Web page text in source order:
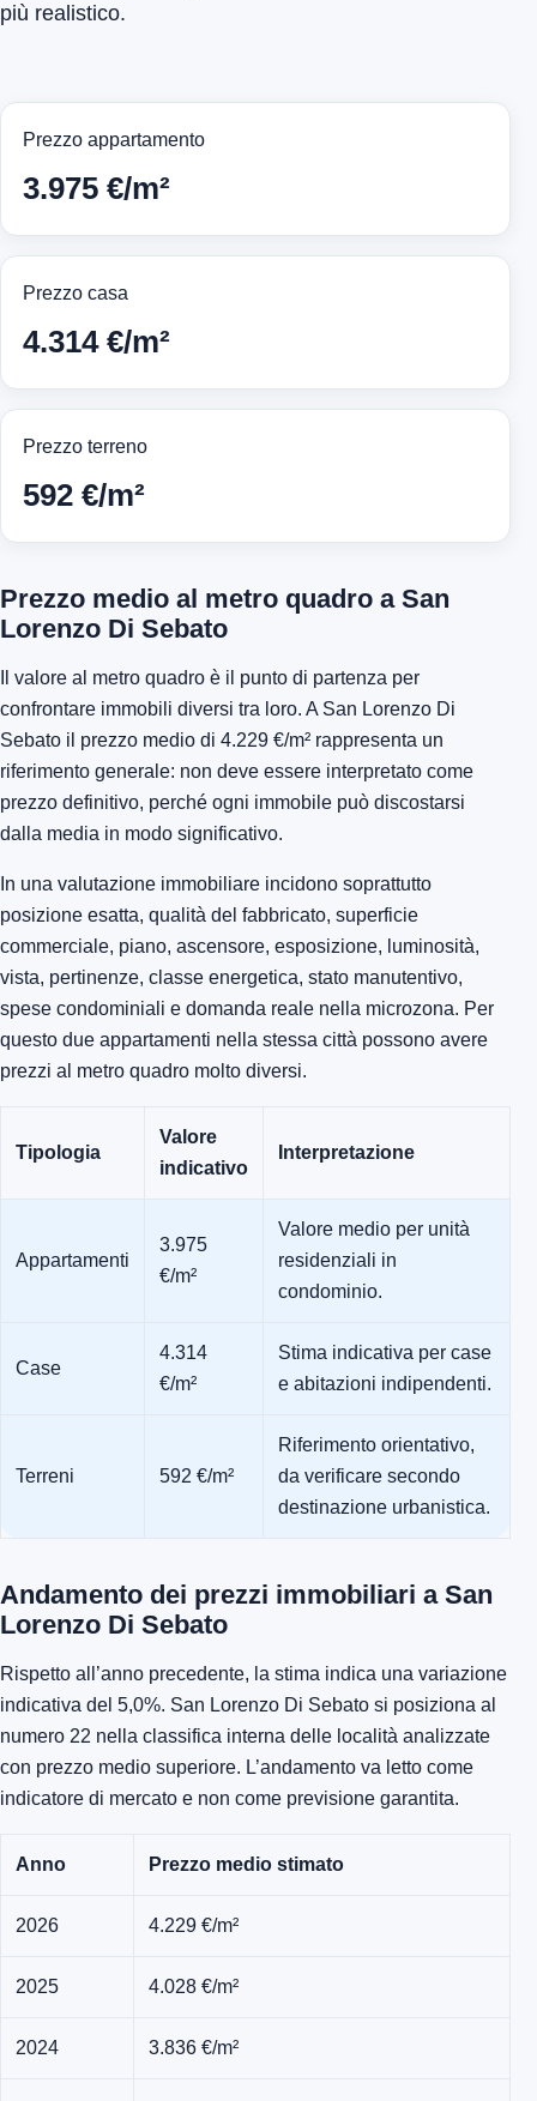
più realistico.
Prezzo appartamento
3.975 €/m²
Prezzo casa
4.314 €/m²
Prezzo terreno
592 €/m²
Prezzo medio al metro quadro a San
Lorenzo Di Sebato
Il valore al metro quadro è il punto di partenza per
confrontare immobili diversi tra loro. A San Lorenzo Di
Sebato il prezzo medio di 4.229 €/m² rappresenta un
riferimento generale: non deve essere interpretato come
prezzo definitivo, perché ogni immobile può discostarsi
dalla media in modo significativo.
In una valutazione immobiliare incidono soprattutto
posizione esatta, qualità del fabbricato, superficie
commerciale, piano, ascensore, esposizione, luminosità,
vista, pertinenze, classe energetica, stato manutentivo,
spese condominiali e domanda reale nella microzona. Per
questo due appartamenti nella stessa città possono avere
prezzi al metro quadro molto diversi.
Tipologia
Valore
indicativo
Interpretazione
Appartamenti
3.975
€/m²
Valore medio per unità
residenziali in
condominio.
Case
4.314
€/m²
Stima indicativa per case
e abitazioni indipendenti.
Terreni 592 €/m²
Riferimento orientativo,
da verificare secondo
destinazione urbanistica.
Andamento dei prezzi immobiliari a San
Lorenzo Di Sebato
Rispetto all’anno precedente, la stima indica una variazione
indicativa del 5,0%. San Lorenzo Di Sebato si posiziona al
numero 22 nella classifica interna delle località analizzate
con prezzo medio superiore. L’andamento va letto come
indicatore di mercato e non come previsione garantita.
Anno Prezzo medio stimato
2026 4.229 €/m²
2025 4.028 €/m²
2024 3.836 €/m²